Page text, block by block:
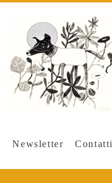
Newsletter Contatti